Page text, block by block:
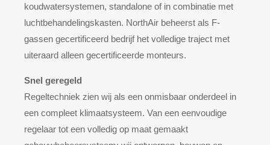
koudwatersystemen, standalone of in combinatie met
luchtbehandelingskasten. NorthAir beheerst als F-
gassen gecertificeerd bedrijf het volledige traject met
uiteraard alleen gecertificeerde monteurs.
Snel geregeld
Regeltechniek zien wij als een onmisbaar onderdeel in
een compleet klimaatsysteem. Van een eenvoudige
regelaar tot een volledig op maat gemaakt